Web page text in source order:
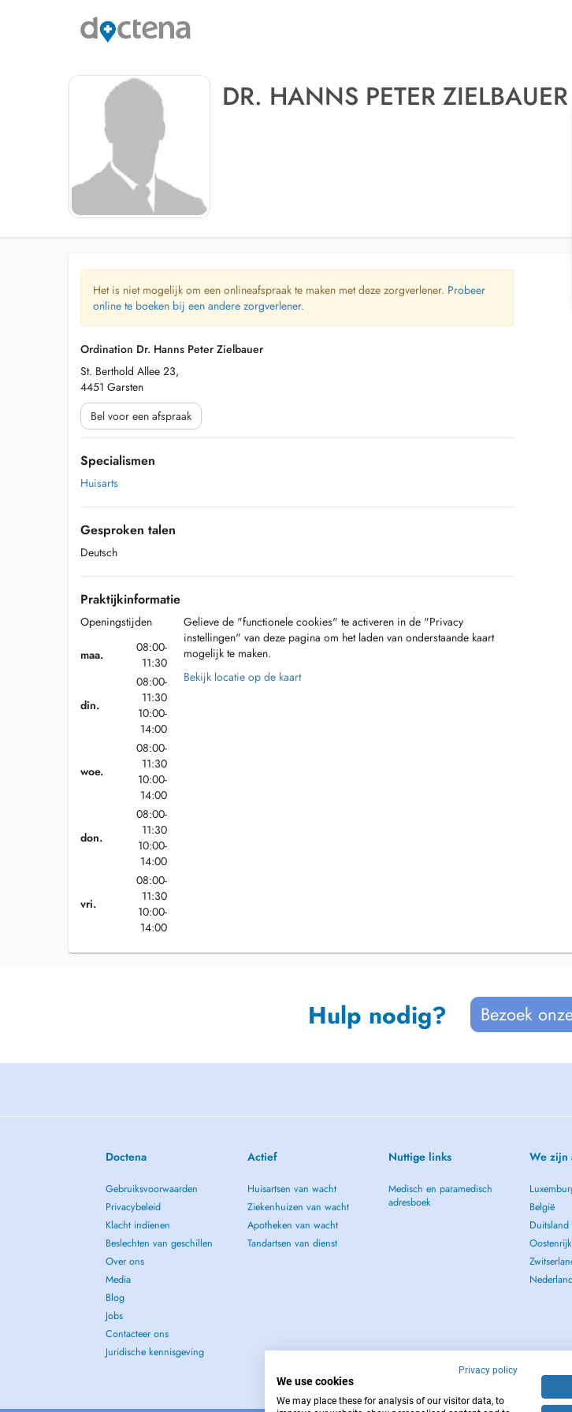
DR. HANNS PETER ZIELBAUER
Het is niet mogelijk om een onlineafspraak te maken met deze zorgverlener. Probeer
online te boeken bij een andere zorgverlener.
Ordination Dr. Hanns Peter Zielbauer
St. Berthold Allee 23,
4451 Garsten
Bel voor een afspraak
Specialismen
Huisarts
Gesproken talen
Deutsch
Praktijkinformatie
Openingstijden
maa.
08:00-
11:30
din.
08:00-
11:30
10:00-
14:00
woe.
08:00-
11:30
10:00-
14:00
don.
08:00-
11:30
10:00-
14:00
vri.
08:00-
11:30
10:00-
14:00
Gelieve de "functionele cookies" te activeren in de "Privacy
instellingen" van deze pagina om het laden van onderstaande kaart
mogelijk te maken.
Bekijk locatie op de kaart
Hulp nodig? Bezoek
Doctena
Gebruiksvoorwaarden
Privacybeleid
Klacht indienen
Beslechten van geschillen
Over ons
Media
Blog
Jobs
Contacteer ons
Juridische kennisgeving
Actief
Huisartsen van wacht
Ziekenhuizen van wacht
Apotheken van wacht
Tandartsen van dienst
Nuttige links
Medisch en paramedisch
adresboek
We zijn
België
Duitsland
Oostenrijk
Privacy policy
We use cookies
We may place these for analysis of our visitor data, to